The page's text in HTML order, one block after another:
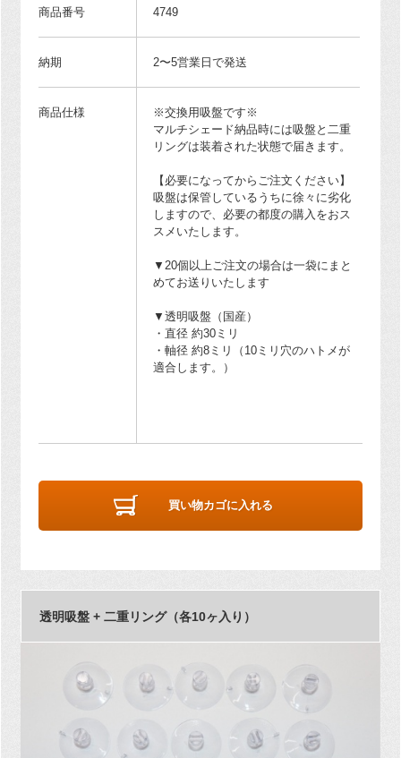
商品番号 4749
納期 2〜5営業日で発送
商品仕様
※交換用吸盤です※
マルチシェード納品時には吸盤と二重
リングは装着された状態で届きます。
【必要になってからご注文ください】
吸盤は保管しているうちに徐々に劣化
しますので、必要の都度の購入をおス
スメいたします。
▼20個以上ご注文の場合は一袋にまと
めてお送りいたします
▼透明吸盤（国産）
・直径 約30ミリ
・軸径 約8ミリ（10ミリ穴のハトメが
適合します。）
買い物カゴに入れる
透明吸盤 + 二重リング（各10ヶ入り）